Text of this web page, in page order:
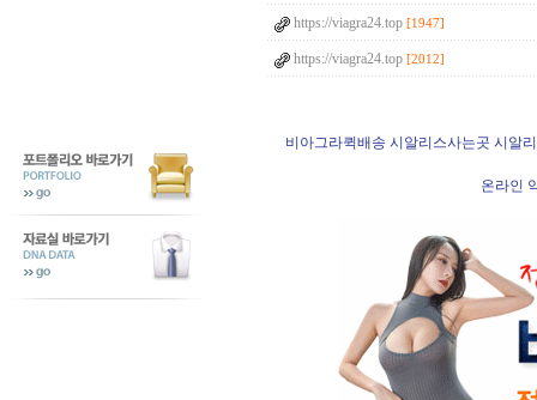
https://viagra24.top [1947]
https://viagra24.top [2012]
비아그라퀵배송 시알리스사는곳 시알
온라인